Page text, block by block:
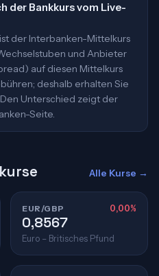
der Bankkurs vom Live-
der Interbanken-Mittelkurs
und Anbieter
auf diesen Mittelkurs
deshalb erhalten Sie
Unterschied zeigt der
Seite.
Alle Kurse →
EUR/GBP 0,00%
0,8567
Euro – Britisches Pfund